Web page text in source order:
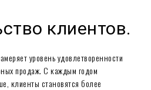
клиентов.
уровень удовлетворенности
продаж. С каждым годом
клиенты становятся более